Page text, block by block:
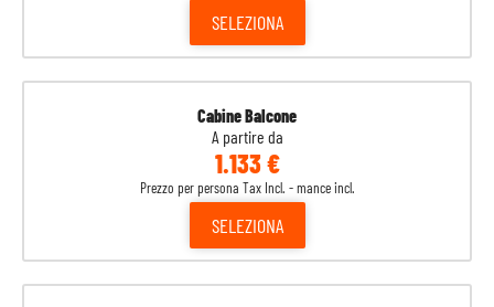
SELEZIONA
Cabine Balcone
A partire da
1.133 €
Prezzo per persona Tax Incl. - mance incl.
SELEZIONA